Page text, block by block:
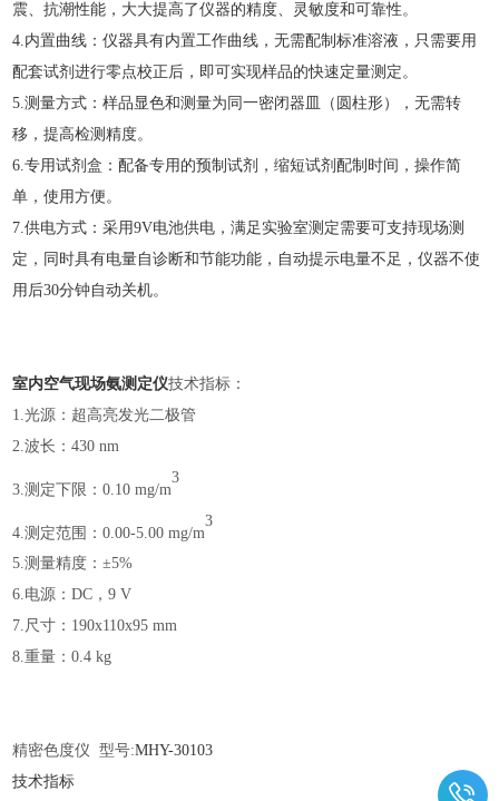
震、抗潮性能，大大提高了仪器的精度、灵敏度和可靠性。
4.内置曲线：仪器具有内置工作曲线，无需配制标准溶液，只需要用
配套试剂进行零点校正后，即可实现样品的快速定量测定。
5.测量方式：样品显色和测量为同一密闭器皿（圆柱形），无需转
移，提高检测精度。
6.专用试剂盒：配备专用的预制试剂，缩短试剂配制时间，操作简
单，使用方便。
7.供电方式：采用9V电池供电，满足实验室测定需要可支持现场测
定，同时具有电量自诊断和节能功能，自动提示电量不足，仪器不使
用后30分钟自动关机。
室内空气现场氨测定仪技术指标：
1.光源：超高亮发光二极管
2.波长：430 nm
3.测定下限：0.10 mg/m
3
4.测定范围：0.00-5.00 mg/m
3
5.测量精度：±5%
6.电源：DC，9 V
7.尺寸：190x110x95 mm
8.重量：0.4 kg
精密色度仪 型号:MHY-30103
技术指标